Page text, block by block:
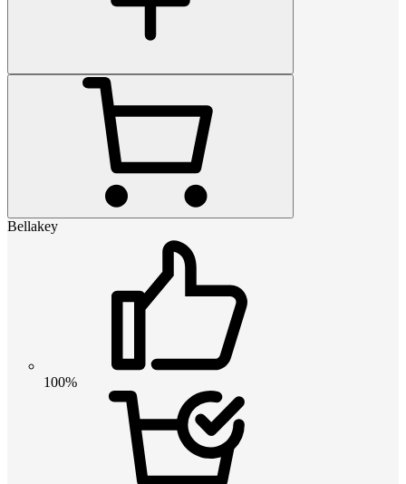
Bellakey
100%